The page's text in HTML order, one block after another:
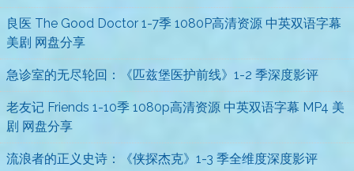
良医 The Good Doctor 1-7季 1080P高清资源 中英双语字幕
美剧 网盘分享
急诊室的无尽轮回：《匹兹堡医护前线》1-2 季深度影评
老友记 Friends 1-10季 1080p高清资源 中英双语字幕 MP4 美
剧 网盘分享
流浪者的正义史诗：《侠探杰克》1-3 季全维度深度影评